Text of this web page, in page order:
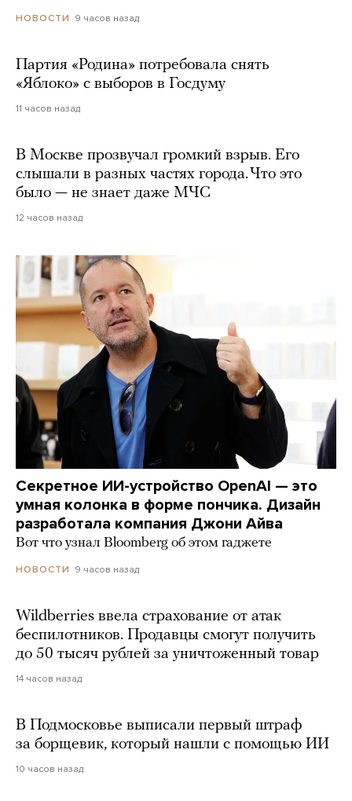
НОВОСТИ 9 часов назад
Партия «Родина» потребовала снять
«Яблоко» с выборов в Госдуму
11 часов назад
В Москве прозвучал громкий взрыв. Его
слышали в разных частях города. Что это
было — не знает даже МЧС
12 часов назад
Секретное ИИ-устройство OpenAI — это
умная колонка в форме пончика. Дизайн
разработала компания Джони Айва
Вот что узнал Bloomberg об этом гаджете
НОВОСТИ 9 часов назад
Wildberries ввела страхование от атак
беспилотников. Продавцы смогут получить
до 50 тысяч рублей за уничтоженный товар
14 часов назад
В Подмосковье выписали первый штраф
за борщевик, который нашли с помощью ИИ
10 часов назад